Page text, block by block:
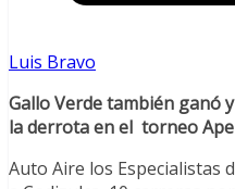
Luis Bravo
Gallo Verde también ganó
la derrota en el torneo
Auto Aire los Especialistas